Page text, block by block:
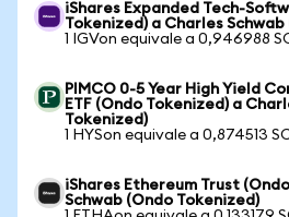
iShares Expanded Tech-
Tokenized) a Charles
1 IGVon equivale a 0,946988
PIMCO 0-5 Year High Yield
ETF (Ondo Tokenized) a
Tokenized)
1 HYSon equivale a 0,874513
iShares Ethereum Trust
Schwab (Ondo Tokenized)